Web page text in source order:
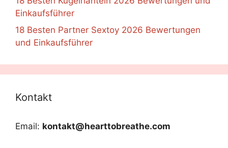
Einkaufsführer
18 Besten Partner Sextoy 2026 Bewertungen
und Einkaufsführer
Kontakt
Email: kontakt@hearttobreathe.com